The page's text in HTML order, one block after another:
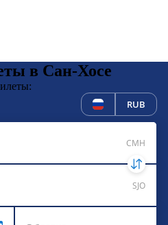
в Сан-Хосе
RUB
CMH
SJO